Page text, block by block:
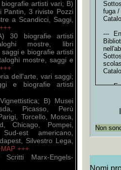
artisti vari; B)
Pantin, 3 riviste Pozzi
a Scandicci, Saggi,
+++
30 biografie artisti
mostre, libri
e biografie artisti
mostre, saggi e
+++
dell'arte, vari saggi;
e biografie artisti
B) Musei
Picasso, Perù
Torcello, Mosca,
Chicago, Pompei,
est americano,
Silvestro Lega,
+++
Marx-Engels-
fuga /
---
---
---
Non
Nomi